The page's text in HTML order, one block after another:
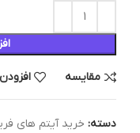
مقایسه
دسته: خرید آیتم های